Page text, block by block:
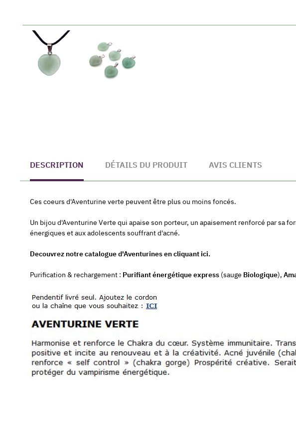
DESCRIPTION DÉTAILS DU PRODUIT AVIS CLIENTS
Ces coeurs d'Aventurine verte peuvent être plus ou moins foncés.
Un bijou d'Aventurine Verte qui apaise son porteur, un apaisement renforcé par sa
énergiques et aux adolescents souffrant d'acné.
Decouvrez notre catalogue d'Aventurines en cliquant ici.
Purification & rechargement : Purifiant énergétique express (sauge Biologique),